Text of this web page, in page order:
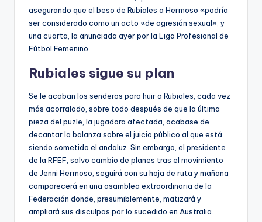
asegurando que el beso de Rubiales a Hermoso «podría
ser considerado como un acto «de agresión sexual»; y
una cuarta, la anunciada ayer por la Liga Profesional de
Fútbol Femenino.
Rubiales sigue su plan
Se le acaban los senderos para huir a Rubiales, cada vez
más acorralado, sobre todo después de que la última
pieza del puzle, la jugadora afectada, acabase de
decantar la balanza sobre el juicio público al que está
siendo sometido el andaluz. Sin embargo, el presidente
de la RFEF, salvo cambio de planes tras el movimiento
de Jenni Hermoso, seguirá con su hoja de ruta y mañana
comparecerá en una asamblea extraordinaria de la
Federación donde, presumiblemente, matizará y
ampliará sus disculpas por lo sucedido en Australia.